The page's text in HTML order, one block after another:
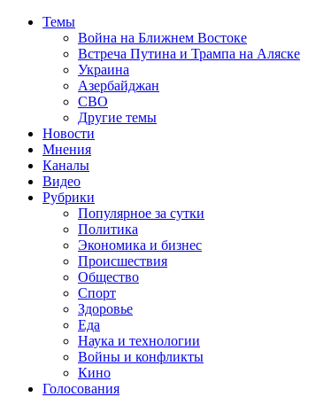
Темы
Война на Ближнем Востоке
Встреча Путина и Трампа на Аляске
Украина
Азербайджан
СВО
Другие темы
Новости
Мнения
Каналы
Видео
Рубрики
Популярное за сутки
Политика
Экономика и бизнес
Происшествия
Общество
Спорт
Здоровье
Еда
Наука и технологии
Войны и конфликты
Кино
Голосования